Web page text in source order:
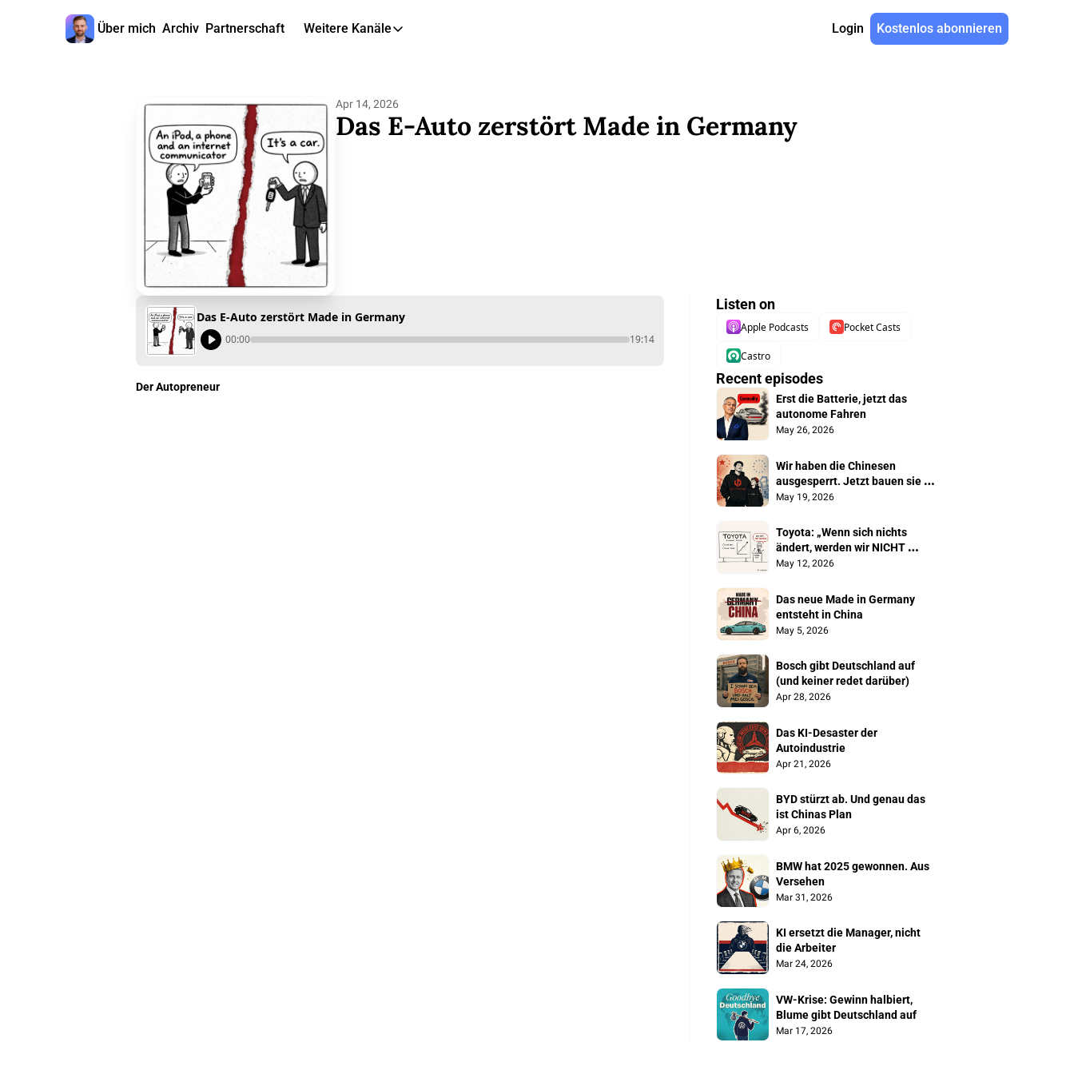
Über mich Archiv Partnerschaft Weitere Kanäle
Weitere Kanäle
📺 YouTube
Login Kostenlos abonnieren
Apr 14, 2026
Das E-Auto zerstört Made in Germany
Das E-Auto zerstört Made in Germany
00:00 19:14
Der Autopreneur
Listen on
Apple Podcasts Pocket Casts
Castro
Recent episodes
Erst die Batterie, jetzt das
autonome Fahren
May 26, 2026
Wir haben die Chinesen
ausgesperrt. Jetzt bauen sie
unsere Autos
May 19, 2026
Toyota: „Wenn sich nichts
ändert, werden wir NICHT
überleben"
May 12, 2026
Das neue Made in Germany
entsteht in China
May 5, 2026
Bosch gibt Deutschland auf
(und keiner redet darüber)
Apr 28, 2026
Das KI-Desaster der
Autoindustrie
Apr 21, 2026
BYD stürzt ab. Und genau das
ist Chinas Plan
Apr 6, 2026
BMW hat 2025 gewonnen. Aus
Versehen
Mar 31, 2026
KI ersetzt die Manager, nicht
die Arbeiter
Mar 24, 2026
VW-Krise: Gewinn halbiert,
Blume gibt Deutschland auf
Mar 17, 2026